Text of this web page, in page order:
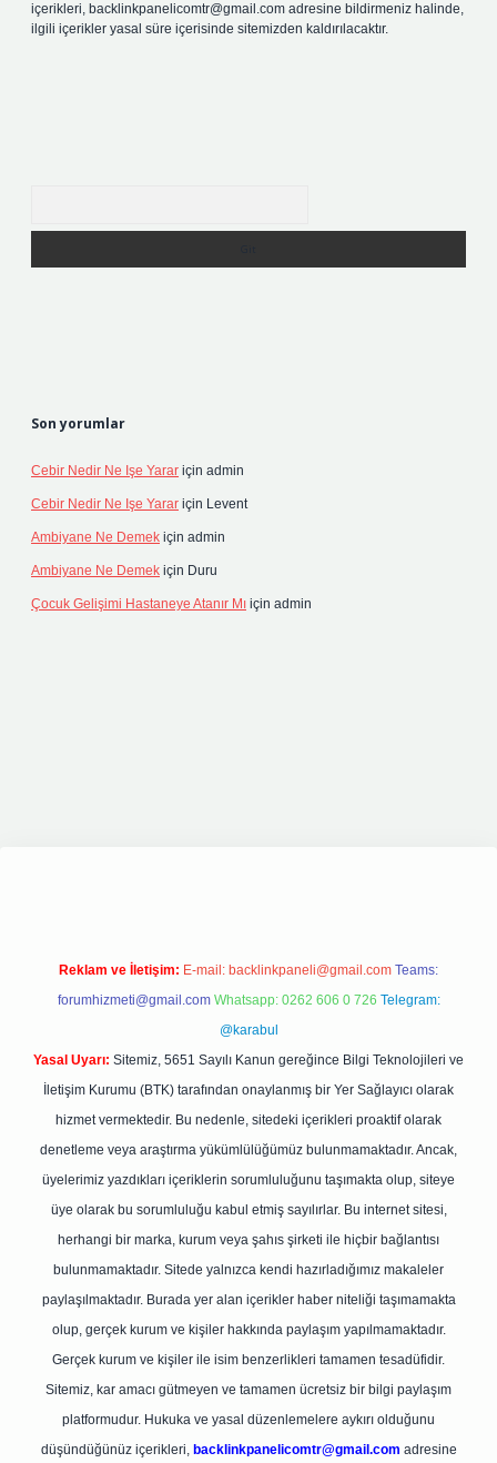
içerikleri, backlinkpanelicomtr@gmail.com adresine bildirmeniz halinde,
ilgili içerikler yasal süre içerisinde sitemizden kaldırılacaktır.
Son yorumlar
Cebir Nedir Ne Işe Yarar için admin
Cebir Nedir Ne Işe Yarar için Levent
Ambiyane Ne Demek için admin
Ambiyane Ne Demek için Duru
Çocuk Gelişimi Hastaneye Atanır Mı için admin
Reklam ve İletişim: E-mail: backlinkpaneli@gmail.com Teams:
forumhizmeti@gmail.com Whatsapp: 0262 606 0 726 Telegram:
@karabul
Yasal Uyarı: Sitemiz, 5651 Sayılı Kanun gereğince Bilgi Teknolojileri ve
İletişim Kurumu (BTK) tarafından onaylanmış bir Yer Sağlayıcı olarak
hizmet vermektedir. Bu nedenle, sitedeki içerikleri proaktif olarak
denetleme veya araştırma yükümlülüğümüz bulunmamaktadır. Ancak,
üyelerimiz yazdıkları içeriklerin sorumluluğunu taşımakta olup, siteye
üye olarak bu sorumluluğu kabul etmiş sayılırlar. Bu internet sitesi,
herhangi bir marka, kurum veya şahıs şirketi ile hiçbir bağlantısı
bulunmamaktadır. Sitede yalnızca kendi hazırladığımız makaleler
paylaşılmaktadır. Burada yer alan içerikler haber niteliği taşımamakta
olup, gerçek kurum ve kişiler hakkında paylaşım yapılmamaktadır.
Gerçek kurum ve kişiler ile isim benzerlikleri tamamen tesadüfidir.
Sitemiz, kar amacı gütmeyen ve tamamen ücretsiz bir bilgi paylaşım
platformudur. Hukuka ve yasal düzenlemelere aykırı olduğunu
düşündüğünüz içerikleri, backlinkpanelicomtr@gmail.com adresine